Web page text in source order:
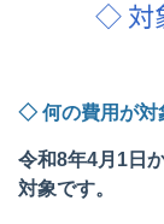
◇ 対
◇ 何の費用が対
令和8年4月 1 日
対象です。